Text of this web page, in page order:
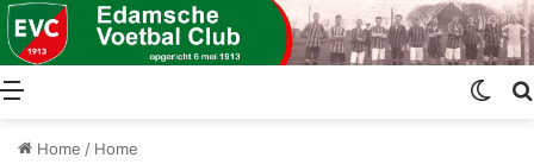
Menu
Home / Home